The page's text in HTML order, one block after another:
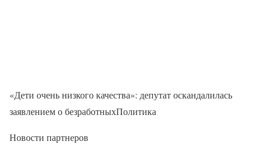
«Дети очень низкого качества»: депутат оскандалилась
заявлением о безработныхПолитика
Новости партнеров